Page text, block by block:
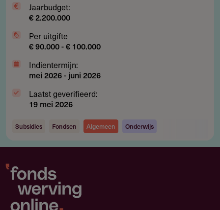
Jaarbudget:
€ 2.200.000
Per uitgifte
€ 90.000 - € 100.000
Indientermijn:
mei 2026- juni 2026
Laatst geverifieerd:
19 mei 2026
Subsidies Fondsen Algemeen Onderwijs